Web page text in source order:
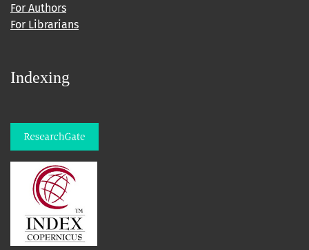
For Authors
For Librarians
Indexing